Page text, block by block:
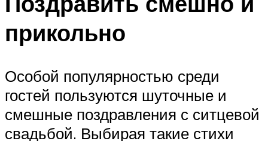
прикольно
Особой популярностью среди
гостей пользуются шуточные и
смешные поздравления с ситцевой
свадьбой. Выбирая такие стихи